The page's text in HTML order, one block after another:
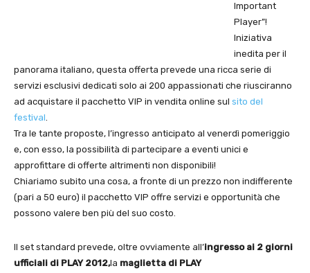
Important
Player”!
Iniziativa
inedita per il
panorama italiano, questa offerta prevede una ricca serie di
servizi esclusivi dedicati solo ai 200 appassionati che riusciranno
ad acquistare il pacchetto VIP in vendita online sul sito del
festival.
Tra le tante proposte, l’ingresso anticipato al venerdì pomeriggio
e, con esso, la possibilità di partecipare a eventi unici e
approfittare di offerte altrimenti non disponibili!
Chiariamo subito una cosa, a fronte di un prezzo non indifferente
(pari a 50 euro) il pacchetto VIP offre servizi e opportunità che
possono valere ben più del suo costo.
Il set standard prevede, oltre ovviamente all’ingresso ai 2 giorni
ufficiali di PLAY 2012,la maglietta di PLAY